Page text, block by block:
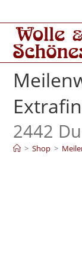
2442
> Shop >